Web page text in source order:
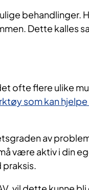
behandlinger.
Dette kalles
ofte flere ulike
som kan
av
være aktiv i din
praksis.